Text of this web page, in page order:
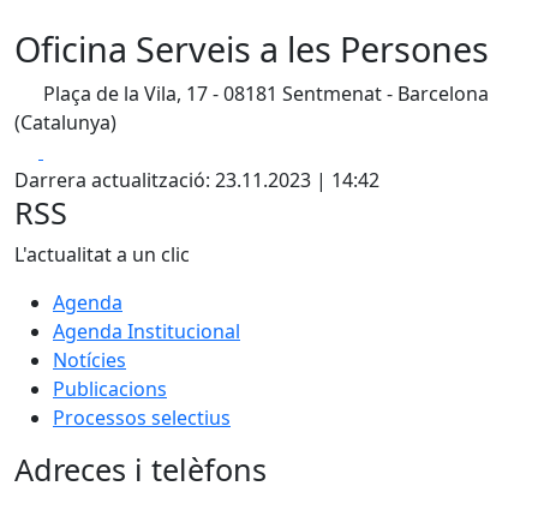
Oficina Serveis a les Persones
Plaça de la Vila, 17 - 08181 Sentmenat - Barcelona
(Catalunya)
Darrera actualització: 23.11.2023 | 14:42
RSS
L'actualitat a un clic
Agenda
Agenda Institucional
Notícies
Publicacions
Processos selectius
Adreces i telèfons